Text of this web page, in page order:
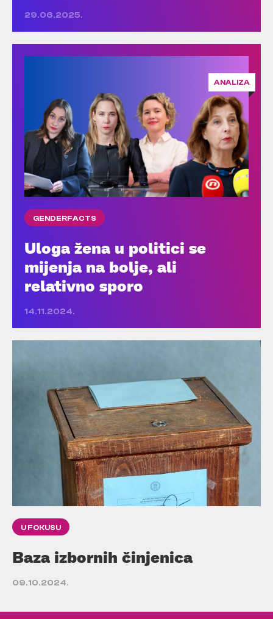
29.06.2025.
ANALIZA
GENDERFACTS
Uloga žena u politici se
mijenja na bolje, ali
relativno sporo
14.11.2024.
U FOKUSU
Baza izbornih činjenica
09.10.2024.